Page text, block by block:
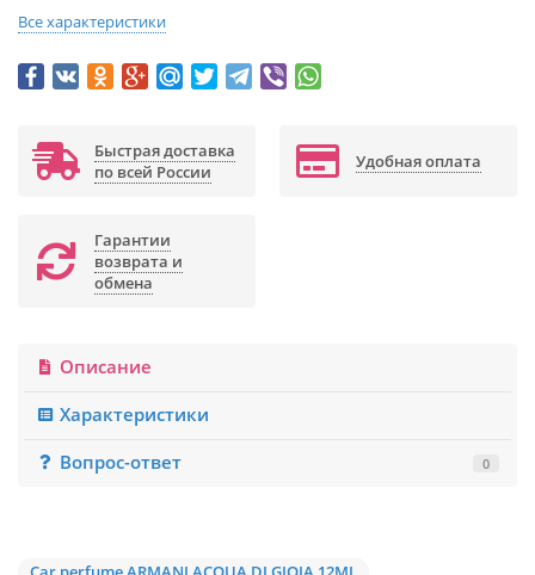
Все характеристики
Быстрая доставка
по всей России
Удобная оплата
Гарантии
возврата и
обмена
Описание
Характеристики
Вопрос-ответ
0